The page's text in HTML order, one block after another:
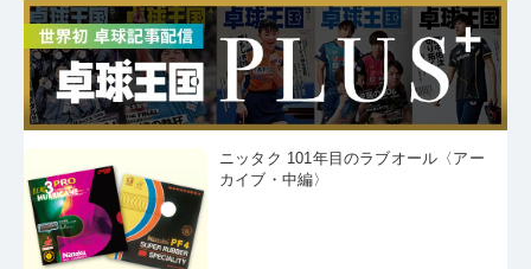
ニッタク 101年目のラブオール〈アー
カイブ・中編〉